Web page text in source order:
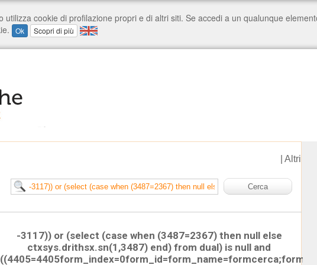
Altri
-3117)) or (select (case when (3487=2367) then null else
ctxsys.drithsx.sn(1,3487) end) from dual) is null and